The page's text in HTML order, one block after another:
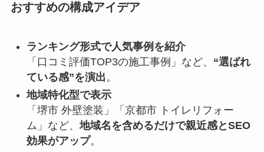
おすすめの構成アイデア
ランキング形式で人気事例を紹介
「口コミ評価TOP3の施工事例」など、 “選ばれ
ている感”を演出 。
地域特化型で表示
「堺市 外壁塗装」「京都市 トイレリフォー
ム」など、地域名を含めるだけで親近感とSEO
効果がアップ。